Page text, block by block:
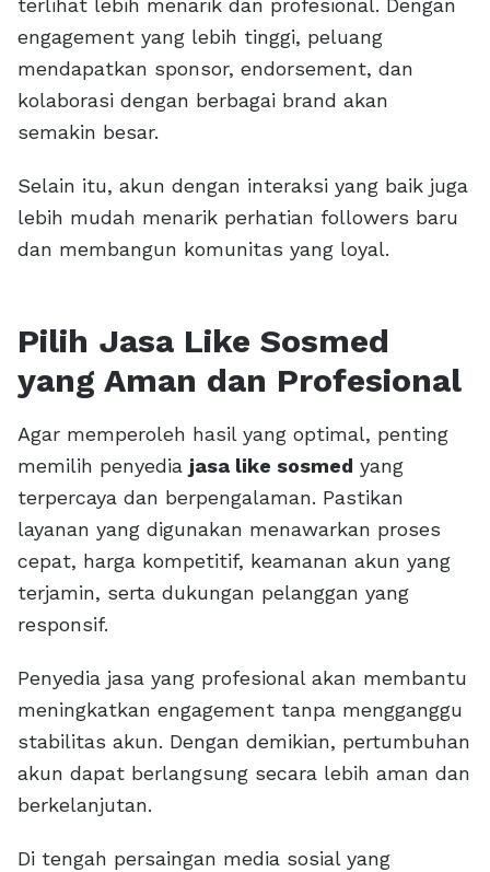
terlihat lebih menarik dan profesional. Dengan
engagement yang lebih tinggi, peluang
mendapatkan sponsor, endorsement, dan
kolaborasi dengan berbagai brand akan
semakin besar.
Selain itu, akun dengan interaksi yang baik juga
lebih mudah menarik perhatian followers baru
dan membangun komunitas yang loyal.
Pilih Jasa Like Sosmed
yang Aman dan Profesional
Agar memperoleh hasil yang optimal, penting
memilih penyedia jasa like sosmed yang
terpercaya dan berpengalaman. Pastikan
layanan yang digunakan menawarkan proses
cepat, harga kompetitif, keamanan akun yang
terjamin, serta dukungan pelanggan yang
responsif.
Penyedia jasa yang profesional akan membantu
meningkatkan engagement tanpa mengganggu
stabilitas akun. Dengan demikian, pertumbuhan
akun dapat berlangsung secara lebih aman dan
berkelanjutan.
Di tengah persaingan media sosial yang